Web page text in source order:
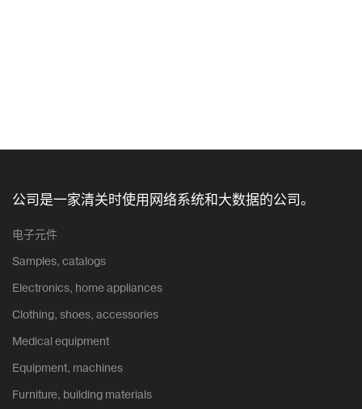
公司是一家清关时使用网络系统和大数据的公司。
电子元件
Samples, catalogs
Electronics, home appliances
Clothing, shoes, accessories
Medical equipment
Equipment, machines
Furniture, building materials